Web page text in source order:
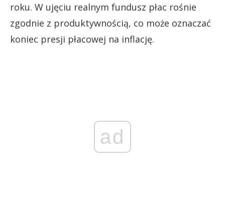
roku. W ujęciu realnym fundusz płac rośnie
zgodnie z produktywnością, co może oznaczać
koniec presji płacowej na inflację.
ad